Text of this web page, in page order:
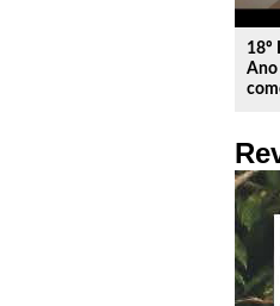
18º
Ano